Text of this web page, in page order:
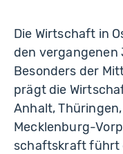
Die Wirtschaft in
den
Besonders der
prägt die
Anhalt,
Mecklenburg-
schaftskraft führt